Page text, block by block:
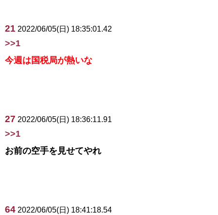
21 2022/06/05(日) 18:35:01.42
>>1
今週は国税局が熱いな
27 2022/06/05(日) 18:36:11.91
>>1
お前の空手を見せてやれ
64 2022/06/05(日) 18:41:18.54